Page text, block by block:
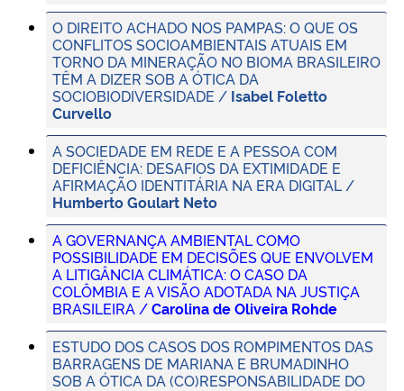
O DIREITO ACHADO NOS PAMPAS: O QUE OS
CONFLITOS SOCIOAMBIENTAIS ATUAIS EM
TORNO DA MINERAÇÃO NO BIOMA BRASILEIRO
TÊM A DIZER SOB A ÓTICA DA
SOCIOBIODIVERSIDADE / Isabel Foletto
Curvello
A SOCIEDADE EM REDE E A PESSOA COM
DEFICIÊNCIA: DESAFIOS DA EXTIMIDADE E
AFIRMAÇÃO IDENTITÁRIA NA ERA DIGITAL /
Humberto Goulart Neto
A GOVERNANÇA AMBIENTAL COMO
POSSIBILIDADE EM DECISÕES QUE ENVOLVEM
A LITIGÂNCIA CLIMÁTICA: O CASO DA
COLÔMBIA E A VISÃO ADOTADA NA JUSTIÇA
BRASILEIRA /Carolina de Oliveira Rohde
ESTUDO DOS CASOS DOS ROMPIMENTOS DAS
BARRAGENS DE MARIANA E BRUMADINHO
SOB A ÓTICA DA (CO)RESPONSABILIDADE DO